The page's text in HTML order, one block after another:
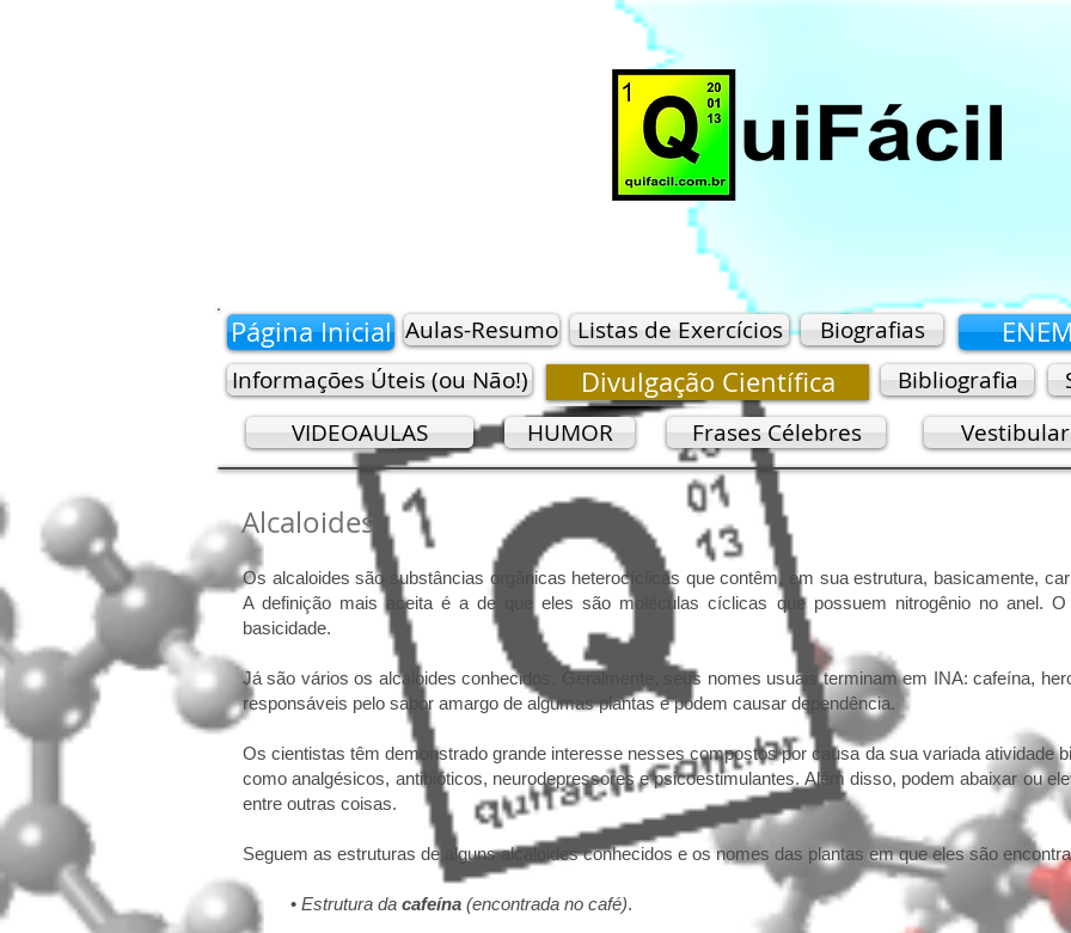
Página Inicial Aulas-Resumo Listas de Exercícios Biografias
Informações Úteis (ou Não!) Divulgação Científica Bibliografia
VIDEOAULAS
HUMOR Frases Célebres
Alcaloides
Os alcaloides são substâncias orgânicas heterocíclicas que contêm, em sua estrutura, basicamente,
A definição mais aceita é a de que eles são moléculas cíclicas que possuem nitrogênio no anel.
basicidade.
Já são vários os alcaloides conhecidos. Geralmente, seus nomes usuais terminam em INA: cafeína,
responsáveis pelo sabor amargo de algumas plantas e podem causar dependência.
Os cientistas têm demonstrado grande interesse nesses compostos por causa da sua variada atividade
como analgésicos, antibióticos, neurodepressores e psicoestimulantes. Além disso, podem abaixar ou
entre outras coisas.
Seguem as estruturas de alguns alcaloides conhecidos e os nomes das plantas em que eles são
• Estrutura da cafeína (encontrada no café).